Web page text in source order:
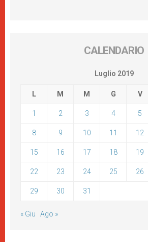
CALENDARIO
Luglio 2019
L M M G V
1 2 3 4 5
8 9 10 11 12
15 16 17 18 19
22 23 24 25 26
29 30 31
« Giu Ago »